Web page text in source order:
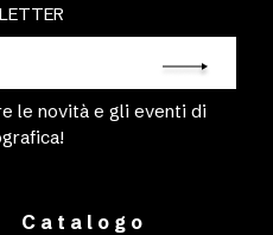
le novità e gli eventi di
Catalogo